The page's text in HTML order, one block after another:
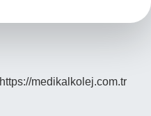
https://medikalkolej.com.tr